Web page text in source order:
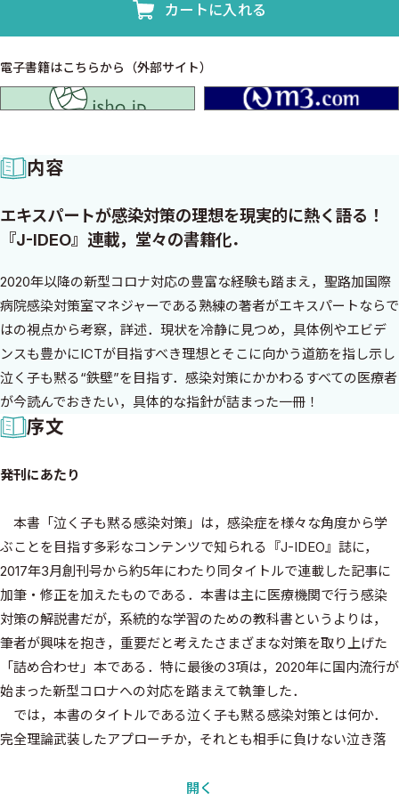
カートに入れる
電子書籍はこちらから（外部サイト）
内容
エキスパートが感染対策の理想を現実的に熱く語る！
『J-IDEO』連載，堂々の書籍化．
2020年以降の新型コロナ対応の豊富な経験も踏まえ，聖路加国際
病院感染対策室マネジャーである熟練の著者がエキスパートならで
はの視点から考察，詳述．現状を冷静に見つめ，具体例やエビデ
ンスも豊かにICTが目指すべき理想とそこに向かう道筋を指し示し
泣く子も黙る“鉄壁”を目指す．感染対策にかかわるすべての医療者
が今読んでおきたい，具体的な指針が詰まった一冊！
序文
発刊にあたり
本書「泣く子も黙る感染対策」は，感染症を様々な角度から学
ぶことを目指す多彩なコンテンツで知られる『J-IDEO』誌に，
2017年3月創刊号から約5年にわたり同タイトルで連載した記事に
加筆・修正を加えたものである．本書は主に医療機関で行う感染
対策の解説書だが，系統的な学習のための教科書というよりは，
筆者が興味を抱き，重要だと考えたさまざまな対策を取り上げた
「詰め合わせ」本である．特に最後の3項は，2020年に国内流行が
始まった新型コロナへの対応を踏まえて執筆した．
では，本書のタイトルである泣く子も黙る感染対策とは何か．
完全理論武装したアプローチか，それとも相手に負けない泣き落
したいと考える理想的な未来―例えば，誰も見ていなくても全職
開く